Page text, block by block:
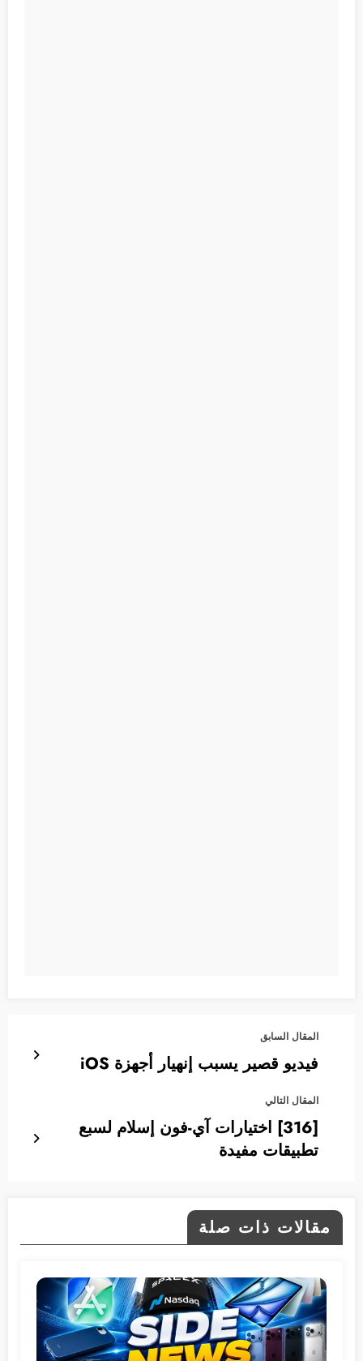
المقال السابق
فيديو قصير يسبب إنهيار أجهزة iOS
المقال التالي
[316] اختيارات آي-فون إسلام لسبع
تطبيقات مفيدة
مقالات ذات صلة